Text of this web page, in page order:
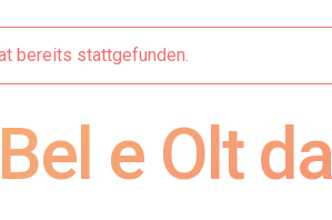
bereits stattgefunden.
e Olt